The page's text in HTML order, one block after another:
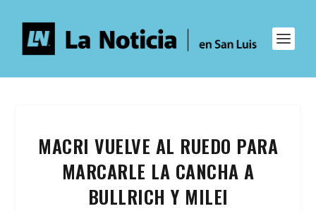
MACRI VUELVE AL RUEDO PARA
MARCARLE LA CANCHA A
BULLRICH Y MILEI